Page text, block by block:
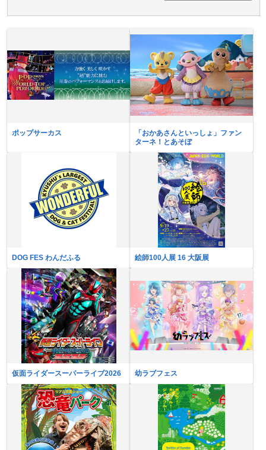
ポップサーカス
「おかあさんといっしょ」ファン
ターネ！とあそぼ
DOG FES わんだふる 絵師100人展 16 大阪展
仮面ライダースーパーライブ2026 幼ラブフェス